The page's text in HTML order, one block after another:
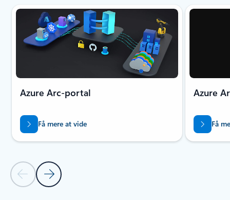
Forrige slideNæste slide
Azure Arc-portal
Få mere at vide
Azure
Få